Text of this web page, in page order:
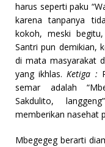
harus seperti paku
karena tanpanya
kokoh, meski
Santri pun demikian,
di mata masyarakat
yang ikhlas.Ketiga :
semar adalah
Sakdulito,
memberikan nasehat
Mbegegeg berarti